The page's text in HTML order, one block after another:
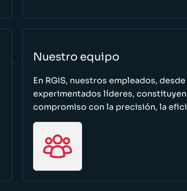
Nuestro equipo
En RGIS, nuestros empleados,
experimentados líderes,
compromiso con la precisión, la